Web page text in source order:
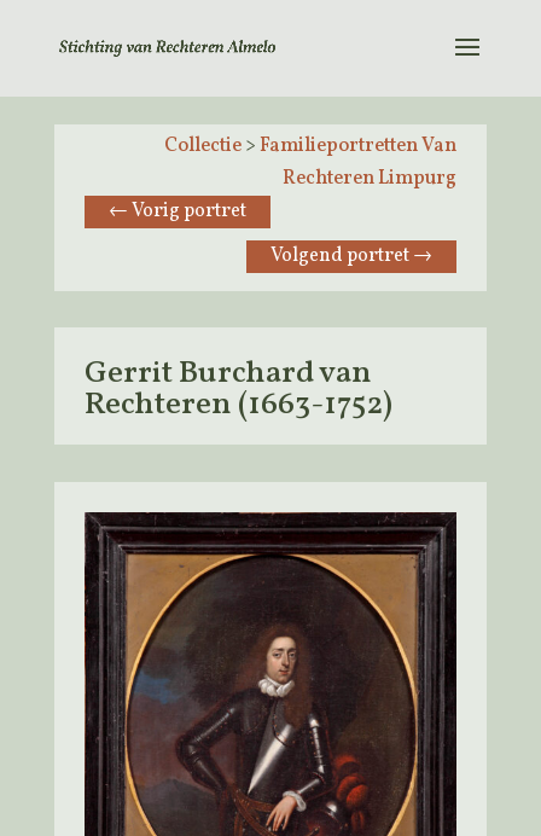
Collectie>Familieportretten Van
Rechteren Limpurg
←Vorig portret
Volgend portret→
Gerrit Burchard van
Rechteren (1663-1752)